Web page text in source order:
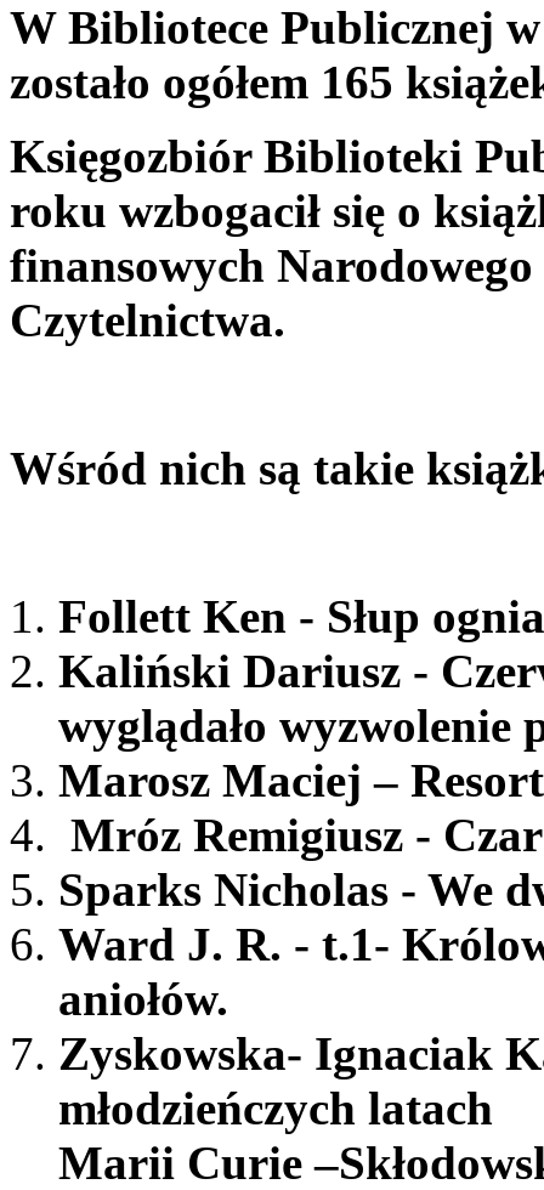
W Bibliotece Publicznej
zostało ogółem 165
Księgozbiór Biblioteki
roku wzbogacił się o
finansowych
Czytelnictwa.
Wśród nich są takie
Follett Ken - Słup ognia
Kaliński Dariusz -
wyglądało wyzwolenie
Marosz Maciej –
Mróz Remigiusz -
Sparks Nicholas - We
Ward J. R. - t.1-
aniołów.
Zyskowska- Ignaciak
młodzieńczych latach
Marii Curie –